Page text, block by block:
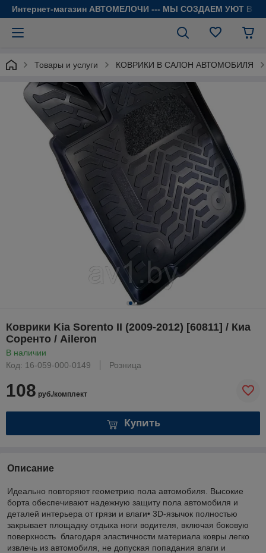
Интернет-магазин АВТОМЕЛОЧИ --- МЫ СОЗДАЕМ УЮТ В
Товары и услуги КОВРИКИ В САЛОН АВТОМОБИЛЯ
Коврики Kia Sorento II (2009-2012) [60811] / Киа
Соренто / Aileron
В наличии
Код: 16-059-000-0149
Розница
108 руб./комплект
Купить
Описание
Идеально повторяют геометрию пола автомобиля. Высокие
борта обеспечивают надежную защиту пола автомобиля и
деталей интерьера от грязи и влаги• 3D-язычок полностью
закрывает площадку отдыха ноги водителя, включая боковую
поверхность благодаря эластичности материала ковры легко
извлечь из автомобиля, не допуская попадания влаги и